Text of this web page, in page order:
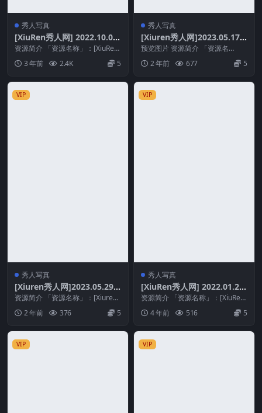
秀人写真
[XiuRen秀人网] 2022.10.08
NO.5677 李雅柔182CM [84+
1P760M]
资源简介 「资源名称」：[XiuRen
3 年前 2.4K 5
秀人写真
[Xiuren秀人网]2023.05.17
NO.6749 司柠[69+1P／505
MB]
预览图片 资源简介 「资源名
称」：[Xiuren秀人网]2023.05.17
N...2 年前 677 5
VIP
秀人写真
[Xiuren秀人网]2023.05.29
NO.6816 茜茜Kimi[76+1P／
633MB]
资源简介 「资源名称」：[Xiuren
2 年前 376 5
VIP
秀人写真
[XiuRen秀人网] 2022.01.21
No.4494 tina_甜仔 [59+1P
585M]
资源简介 「资源名称」：[XiuRen
4 年前 516 5
VIP VIP